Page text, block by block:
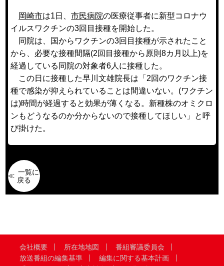
岡崎市は1日、市民病院の医療従事者に新型コロナウ
イルスワクチンの3回目接種を開始した。
同院は、国からワクチンの3回目接種が示されたこと
から、必要な接種間隔(2回目接種から原則8カ月以上)を
経過している同院の対象者6人に接種した。
この日に接種した早川文雄院長は「2回のワクチン接
種で感染が抑えられていることは間違いない。(ワクチン
は)時間が経過すると効果が薄くなる。新種株のオミクロ
ンもどうなるのか分からないので接種してほしい」と呼
び掛けた。
一覧に
戻る
会社概要 所在地地図
番組審議委員会
放送番組の編集基準
編集に関する基本計画